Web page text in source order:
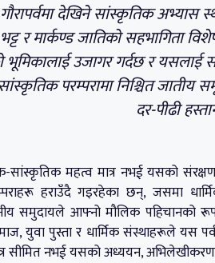
देखिने सांस्कृतिक अभ्यास
भट्ट र मार्कण्ड जातिको
उजागर गर्दछ र यसलाई
परम्परामा निश्चित
दर-पीढी
सांस्कृतिक महत्व मात्र नभई यसको
हराउँदै गइरहेका छन्, जसमा
समुदायले आफ्नो मौलिक पहिचानको
युवा पुस्ता र धार्मिक संस्थाहरूले यस
सीमित नभई यसको अध्ययन,